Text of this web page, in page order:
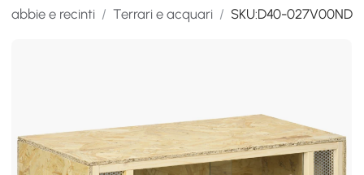
Gabbie e recinti / Terrari e acquari / SKU:D40-027V00ND